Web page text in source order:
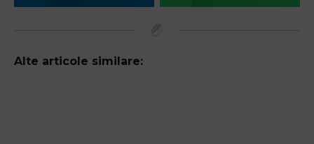
Alte articole similare: